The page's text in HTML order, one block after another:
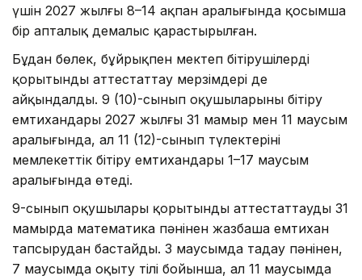
үшін 2027 жылғы 8–14 ақпан аралығында қосымша
бір апталық демалыс қарастырылған.
Бұдан бөлек, бұйрықпен мектеп бітірушілердің
қорытынды аттестаттау мерзімдері де
айқындалды. 9 (10)-сынып оқушыларының бітіру
емтихандары 2027 жылғы 31 мамыр мен 11 маусым
аралығында, ал 11 (12)-сынып түлектерінің
мемлекеттік бітіру емтихандары 1–17 маусым
аралығында өтеді.
9-сынып оқушылары қорытынды аттестаттауды 31
мамырда математика пәнінен жазбаша емтихан
тапсырудан бастайды. 3 маусымда таңдау пәнінен,
7 маусымда оқыту тілі бойынша, ал 11 маусымда